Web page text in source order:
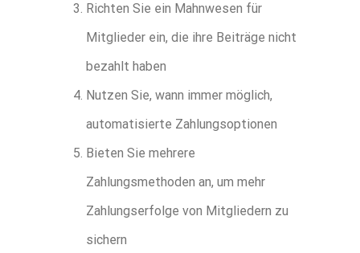
Richten Sie ein Mahnwesen für
Mitglieder ein, die ihre Beiträge nicht
bezahlt haben
Nutzen Sie, wann immer möglich,
automatisierte Zahlungsoptionen
Bieten Sie mehrere
Zahlungsmethoden an, um mehr
Zahlungserfolge von Mitgliedern zu
sichern